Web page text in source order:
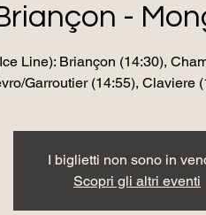
-
Line): Briançon (14:30),
Garroutier (14:55), Claviere
I biglietti non sono in
Scopri gli altri eventi